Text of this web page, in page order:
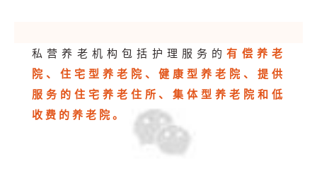
私营养老机构包括护理服务的有偿养老
院、住宅型养老院、健康型养老院、提供
服务的住宅养老住所、集体型养老院和低
收费的养老院。